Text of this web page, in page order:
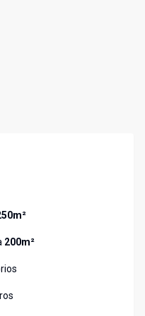
m²
200m²
s
s